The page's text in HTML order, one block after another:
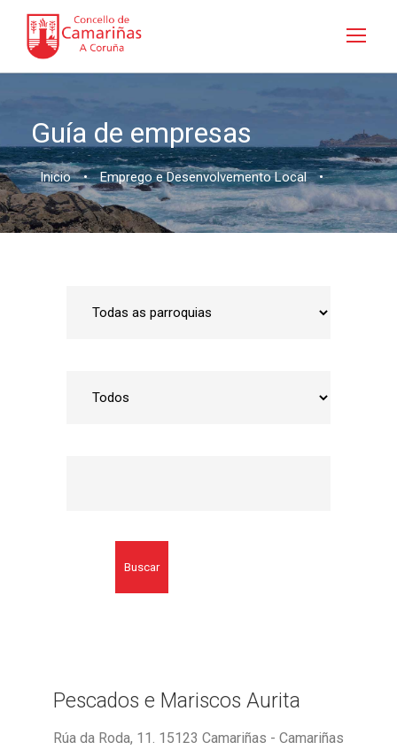
Guía de empresas
Inicio • Emprego e Desenvolvemento Local •
Buscar
Pescados e Mariscos Aurita
Rúa da Roda, 11. 15123 Camariñas - Camariñas